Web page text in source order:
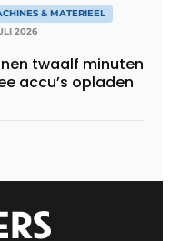
& MATERIEEL
2026
twaalf minuten
accu’s opladen